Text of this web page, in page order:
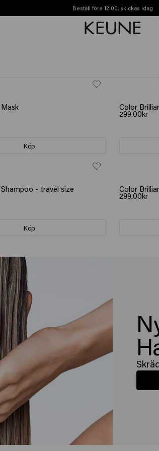
Beställ före 12:00, skickas idag
Fri frakt från 450kr
Köp
Color
299.00kr
- travel size
Köp
Color
299.00kr